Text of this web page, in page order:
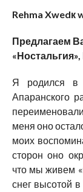
Rehma Xwedк
Предлагаем
Я родился в
Апаранского
меня оно
моих
сторон оно
что мы живем
снег высотой